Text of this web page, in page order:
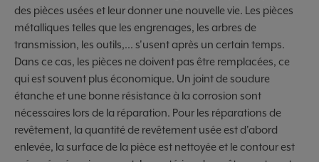
des pièces usées et leur donner une nouvelle vie. Les pièces
métalliques telles que les engrenages, les arbres de
transmission, les outils,... s'usent après un certain temps.
Dans ce cas, les pièces ne doivent pas être remplacées, ce
qui est souvent plus économique. Un joint de soudure
étanche et une bonne résistance à la corrosion sont
nécessaires lors de la réparation. Pour les réparations de
revêtement, la quantité de revêtement usée est d'abord
enlevée, la surface de la pièce est nettoyée et le contour est